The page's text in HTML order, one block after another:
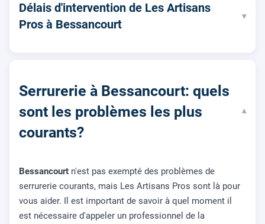
Délais d'intervention de Les Artisans
Pros à Bessancourt
▾
Serrurerie à Bessancourt: quels
sont les problèmes les plus
courants?
▾
Bessancourt n'est pas exempté des problèmes de
serrurerie courants, mais Les Artisans Pros sont là pour
vous aider. Il est important de savoir à quel moment il
est nécessaire d'appeler un professionnel de la